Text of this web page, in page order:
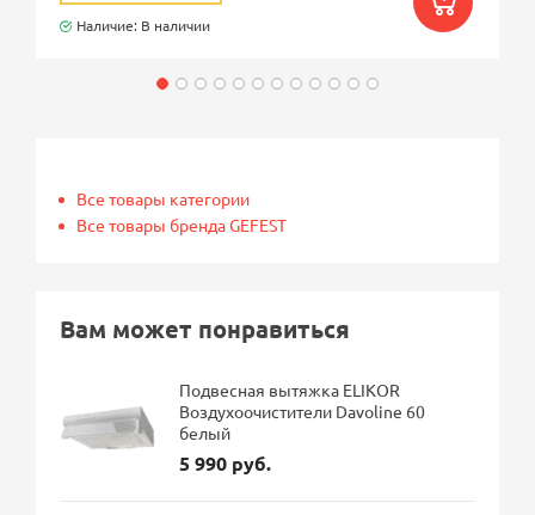
Наличие: В наличии
Все товары категории
Все товары бренда GEFEST
Вам может понравиться
Подвесная вытяжка ELIKOR
Воздухоочистители Davoline 60
белый
5 990 руб.